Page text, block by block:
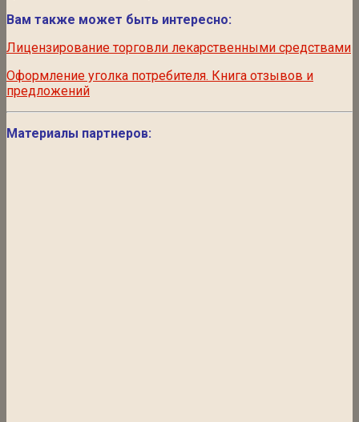
Вам также может быть интересно:
Лицензирование торговли лекарственными средствами
Оформление уголка потребителя. Книга отзывов и
предложений
Материалы партнеров: